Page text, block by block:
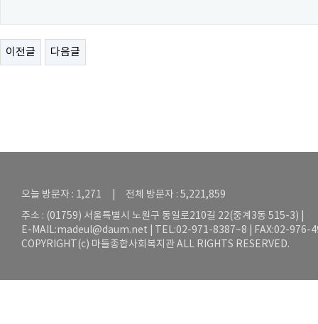
이전글 다음글
오늘 방문자 : 1,271 | 전체 방문자 : 5,221,859
주소 : (01759) 서울특별시 노원구 동일로210길 22(중계3동 515-3) |
E-MAIL:madeul@daum.net | TEL:02-971-8387~8 | FAX:02-976-
COPYRIGHT(c) 마들종합사회복지관 ALL RIGHTS RESERVED.